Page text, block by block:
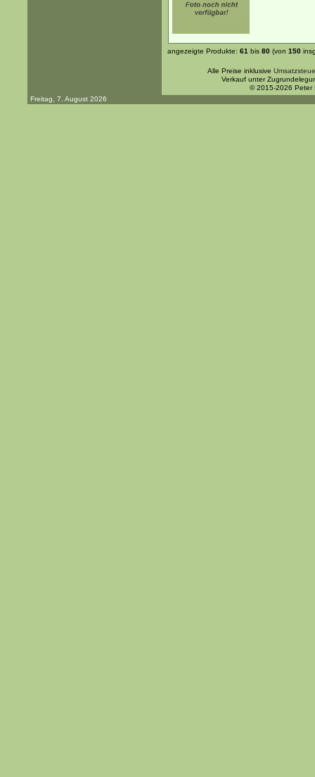
angezeigte Produkte: 61 bis 80 (von 150
Alle Preise inklusive
Verkauf unter
© 2015-2026 Peter
Freitag, 7. August 2026